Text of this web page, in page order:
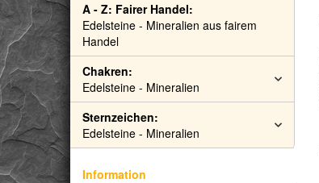
A - Z: Fairer Handel:
Edelsteine - Mineralien aus fairem
Handel
Chakren:
Edelsteine - Mineralien
Sternzeichen:
Edelsteine - Mineralien
Information